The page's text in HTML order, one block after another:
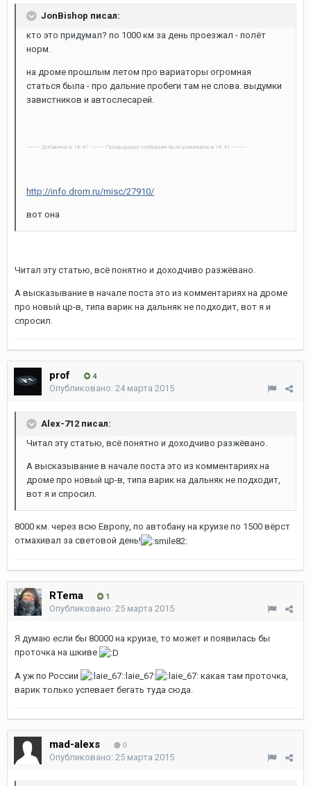
JonBishop писал:
кто это придумал? по 1000 км за день проезжал - полёт
норм.
на дроме прошлым летом про вариаторы огромная
статься была - про дальние пробеги там не слова. выдумки
завистников и автослесарей.
---------- Добавлено в 18:47 ---------- Предыдущее сообщение было размещено в 18:41 ----------
http://info.drom.ru/misc/27910/
вот она
Читал эту статью, всё понятно и доходчиво разжёвано.
А высказывание в начале поста это из комментариях на дроме
про новый цр-в, типа варик на дальняк не подходит, вот я и
спросил.
prof 4
Опубликовано: 24 марта 2015
Alex-712 писал:
Читал эту статью, всё понятно и доходчиво разжёвано.
А высказывание в начале поста это из комментариях на
дроме про новый цр-в, типа варик на дальняк не подходит,
вот я и спросил.
8000 км. через всю Европу, по автобану на круизе по 1500 вёрст
отмахивал за световой день!
RTema 1
Опубликовано: 25 марта 2015
Я думаю если бы 80000 на круизе, то может и появилась бы
проточка на шкиве
А уж по России :laie_67:
какая там проточка,
варик только успевает бегать туда сюда.
mad-alexs 0
Опубликовано: 25 марта 2015